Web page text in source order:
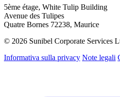
5ème étage, White Tulip Building
Avenue des Tulipes
Quatre Bornes 72238, Maurice
© 2026 Sunibel Corporate Services
Informativa sulla privacy Note legali